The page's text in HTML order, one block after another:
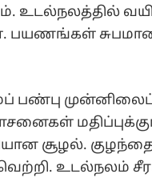
பயணங்கள்
முன்னிலைப்
சூழல்.
உடல்நலம்